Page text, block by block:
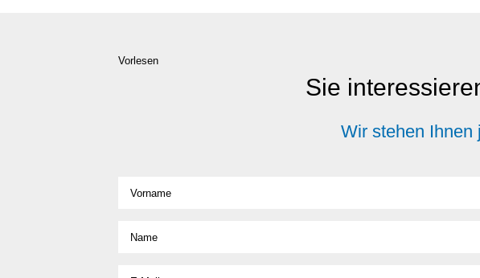
Vorlesen
Sie
Wir stehen Ihnen